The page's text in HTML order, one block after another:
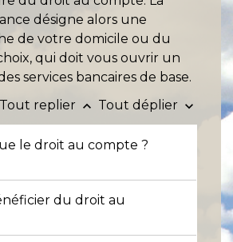
désigne alors une
de votre domicile ou du
qui doit vous ouvrir un
services bancaires de base.
Tout replier keyboard_arrow_up Tout déplier keyboard_arrow_down
le droit au compte ?
du droit au